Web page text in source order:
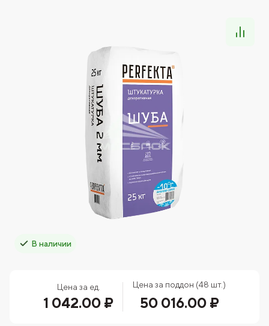
В наличии
Цена за ед.
1 042.00 ₽
Цена за поддон (48 шт.)
50 016.00 ₽